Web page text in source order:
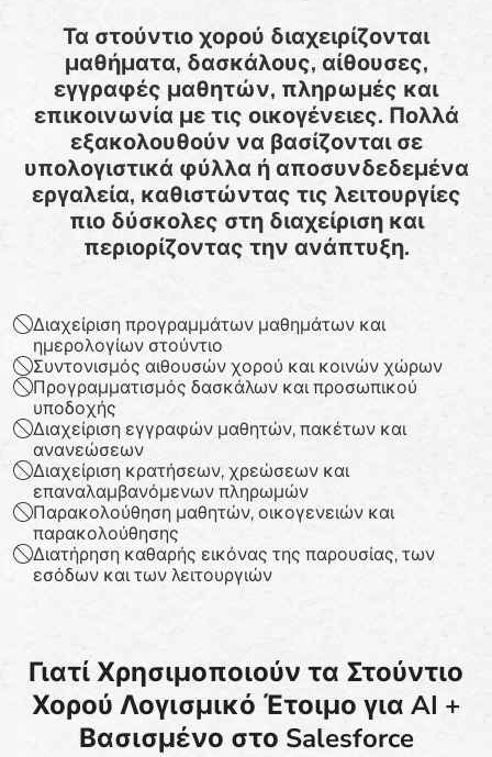
Τα στούντιο χορού διαχειρίζονται
μαθήματα, δασκάλους, αίθουσες,
εγγραφές μαθητών, πληρωμές και
επικοινωνία με τις οικογένειες. Πολλά
εξακολουθούν να βασίζονται σε
υπολογιστικά φύλλα ή αποσυνδεδεμένα
εργαλεία, καθιστώντας τις λειτουργίες
πιο δύσκολες στη διαχείριση και
περιορίζοντας την ανάπτυξη.
Διαχείριση προγραμμάτων μαθημάτων και
ημερολογίων στούντιο
Συντονισμός αιθουσών χορού και κοινών χώρων
Προγραμματισμός δασκάλων και προσωπικού
υποδοχής
Διαχείριση εγγραφών μαθητών, πακέτων και
ανανεώσεων
Διαχείριση κρατήσεων, χρεώσεων και
επαναλαμβανόμενων πληρωμών
Παρακολούθηση μαθητών, οικογενειών και
παρακολούθησης
Διατήρηση καθαρής εικόνας της παρουσίας, των
εσόδων και των λειτουργιών
Γιατί Χρησιμοποιούν τα Στούντιο
Χορού Λογισμικό Έτοιμο για AI +
Βασισμένο στο Salesforce